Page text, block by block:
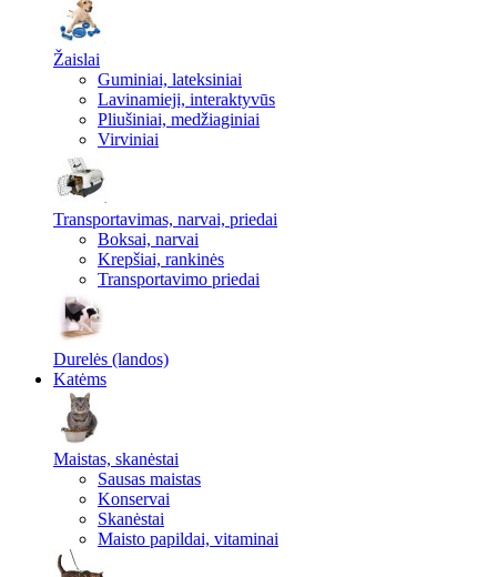
Žaislai
Guminiai, lateksiniai
Lavinamieji, interaktyvūs
Pliušiniai, medžiaginiai
Virviniai
Transportavimas, narvai, priedai
Boksai, narvai
Krepšiai, rankinės
Transportavimo priedai
Durelės (landos)
Katėms
Maistas, skanėstai
Sausas maistas
Konservai
Skanėstai
Maisto papildai, vitaminai